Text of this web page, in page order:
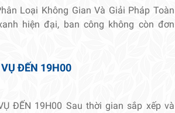
Loại Không Gian Và Giải Pháp Toàn
hiện đại, ban công không còn đơn
VỤ ĐẾN 19H00
ĐẾN 19H00 Sau thời gian sắp xếp và